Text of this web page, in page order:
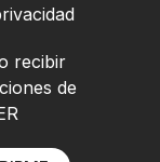
recibir
de